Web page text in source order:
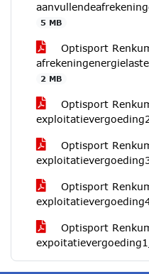
5 MB
Optisport
2 MB
Optisport
Optisport
Optisport
Optisport